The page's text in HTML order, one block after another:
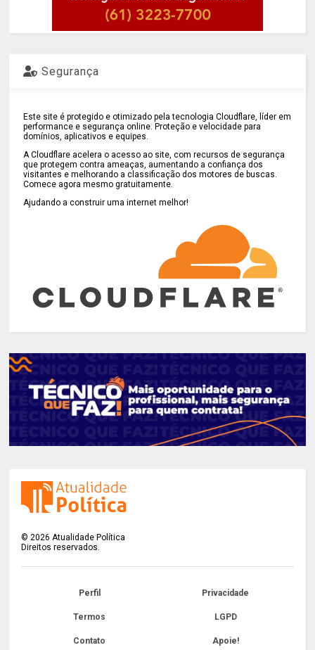
Segurança
Este site é protegido e otimizado pela tecnologia Cloudflare, líder em
performance e segurança online. Proteção e velocidade para
domínios, aplicativos e equipes.
A Cloudflare acelera o acesso ao site, com recursos de segurança
que protegem contra ameaças, aumentando a confiança dos
visitantes e melhorando a classificação dos motores de buscas.
Comece agora mesmo gratuitamente.
Ajudando a construir uma internet melhor!
©2026 Atualidade Política
Direitos reservados.
Perfil Privacidade
Termos LGPD
Contato Apoie!